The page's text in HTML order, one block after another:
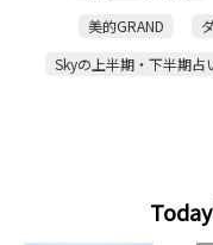
美的GRAND
Skyの上半期・下半期占